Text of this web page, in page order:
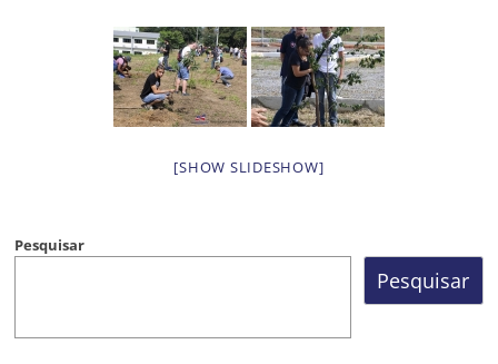
Guaratinguetá
[SHOW SLIDESHOW]
Pesquisar
Pesquisar